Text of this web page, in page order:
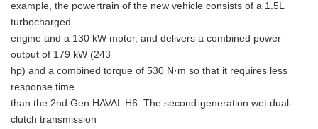
example, the powertrain of the new vehicle consists of a 1.5L
turbocharged
engine and a 130 kW motor, and delivers a combined power
output of 179 kW (243
hp) and a combined torque of 530 N·m so that it requires less
response time
than the 2nd Gen HAVAL H6. The second-generation wet dual-
clutch transmission